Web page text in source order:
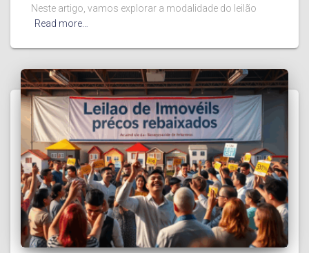
Neste artigo, vamos explorar a modalidade do leilão
Read more…